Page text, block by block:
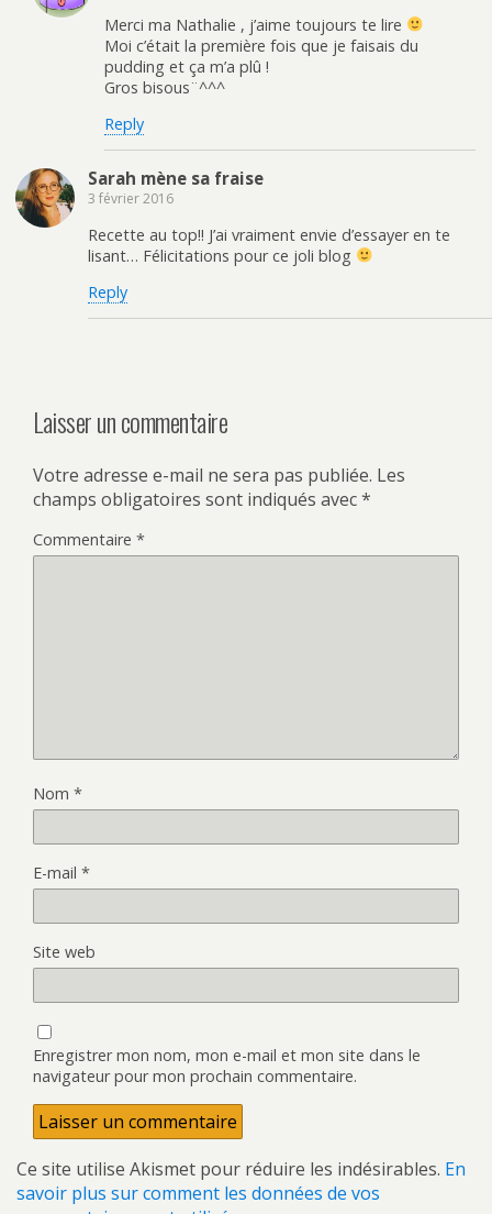
Merci ma Nathalie , j’aime toujours te lire
Moi c’était la première fois que je faisais du
pudding et ça m’a plû !
Gros bisous¨^^^
Reply
Sarah mène sa fraise
3 février 2016
Recette au top!! J’ai vraiment envie d’essayer en te
lisant… Félicitations pour ce joli blog
Reply
Laisser un commentaire
Votre adresse e-mail ne sera pas publiée. Les
champs obligatoires sont indiqués avec*
Commentaire *
Nom *
E-mail *
Site web
Enregistrer mon nom, mon e-mail et mon site dans le
navigateur pour mon prochain commentaire.
Ce site utilise Akismet pour réduire les indésirables. En
savoir plus sur comment les données de vos